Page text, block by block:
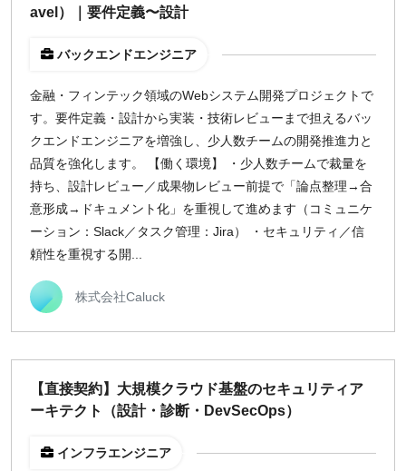
avel）｜要件定義〜設計
バックエンドエンジニア
金融・フィンテック領域のWebシステム開発プロジェクトで
す。要件定義・設計から実装・技術レビューまで担えるバッ
クエンドエンジニアを増強し、少人数チームの開発推進力と
品質を強化します。 【働く環境】 ・少人数チームで裁量を
持ち、設計レビュー／成果物レビュー前提で「論点整理→合
意形成→ドキュメント化」を重視して進めます（コミュニケ
ーション：Slack／タスク管理：Jira） ・セキュリティ／信
頼性を重視する開...
株式会社Caluck
【直接契約】大規模クラウド基盤のセキュリティア
ーキテクト（設計・診断・DevSecOps）
インフラエンジニア